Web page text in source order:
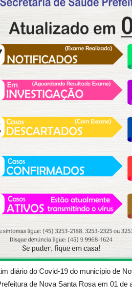
diário do Covid-19 do município de
de Nova Santa Rosa em 01 de